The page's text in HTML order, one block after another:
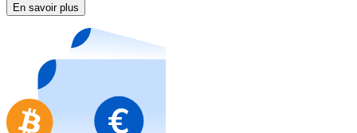
Nouveau
Achetez des cartes-cadeaux de vos marques
Aller à la boutique de cartes-cadeaux
En savoir plus